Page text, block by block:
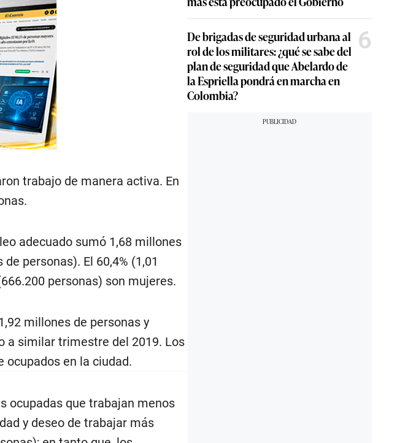
trabajo de manera activa. En
adecuado sumó 1,68 millones
personas). El 60,4% (1,01
personas) son mujeres.
millones de personas y
a similar trimestre del 2019. Los
ocupados en la ciudad.
ocupadas que trabajan menos
y deseo de trabajar más
De brigadas de seguridad urbana al
rol de los militares: ¿qué se sabe del
plan de seguridad que Abelardo de
la Espriella pondrá en marcha en
Colombia?
6